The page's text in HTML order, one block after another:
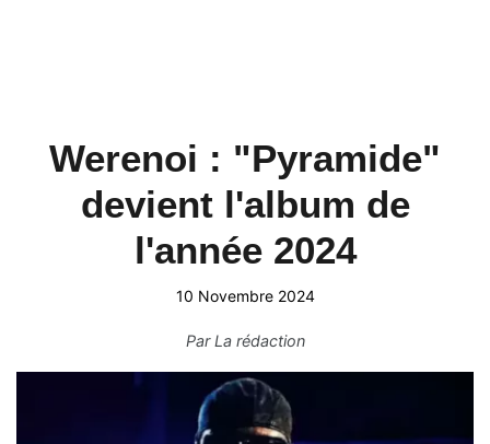
Werenoi : "Pyramide"
devient l'album de
l'année 2024
10 Novembre 2024
ParLa rédaction